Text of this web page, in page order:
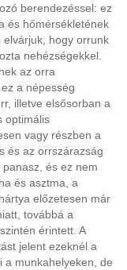
berendezéssel: ez
és hőmérsékletének
hogy orrunk
nehézségekkel.
az orra
a népesség
illetve elsősorban a
optimális
vagy részben a
és az orrszárazság
és ez nem
és asztma, a
előzetesen már
továbbá a
érintett. A
jelent ezeknél a
a munkahelyeken, de